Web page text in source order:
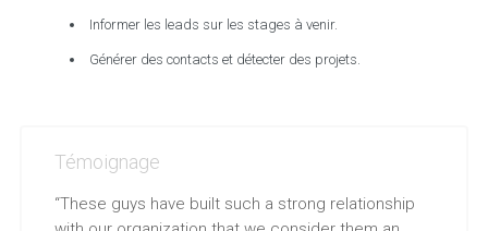
Informer les leads sur les stages à venir.
Générer des contacts et détecter des projets.
Témoignage
“These guys have built such a strong relationship